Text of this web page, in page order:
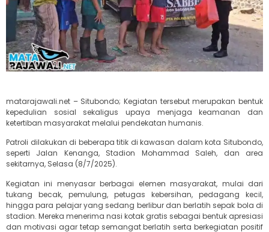
matarajawali.net – Situbondo; Kegiatan tersebut merupakan bentuk
kepedulian sosial sekaligus upaya menjaga keamanan dan
ketertiban masyarakat melalui pendekatan humanis.
Patroli dilakukan di beberapa titik di kawasan dalam kota Situbondo,
seperti Jalan Kenanga, Stadion Mohammad Saleh, dan area
sekitarnya, Selasa (8/7/2025).
Kegiatan ini menyasar berbagai elemen masyarakat, mulai dari
tukang becak, pemulung, petugas kebersihan, pedagang kecil,
hingga para pelajar yang sedang berlibur dan berlatih sepak bola di
stadion. Mereka menerima nasi kotak gratis sebagai bentuk apresiasi
dan motivasi agar tetap semangat berlatih serta berkegiatan positif